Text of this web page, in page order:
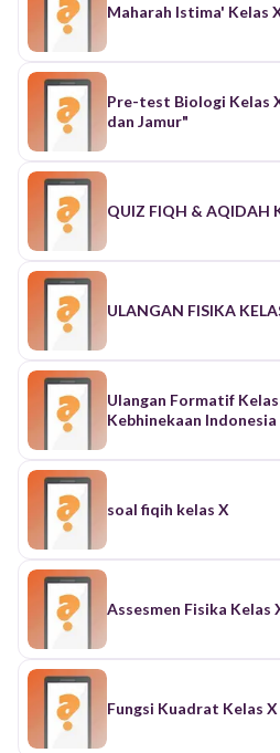
Maharah Istima' Kelas
Pre-test Biologi Kelas
dan Jamur"
QUIZ FIQH & AQIDAH
ULANGAN FISIKA
Ulangan Formatif
Kebhinekaan Indonesia
soal fiqih kelas X
Assesmen Fisika Kelas
Fungsi Kuadrat Kelas X